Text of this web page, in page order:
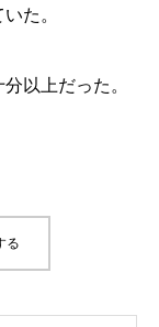
た。
以上だった。
る